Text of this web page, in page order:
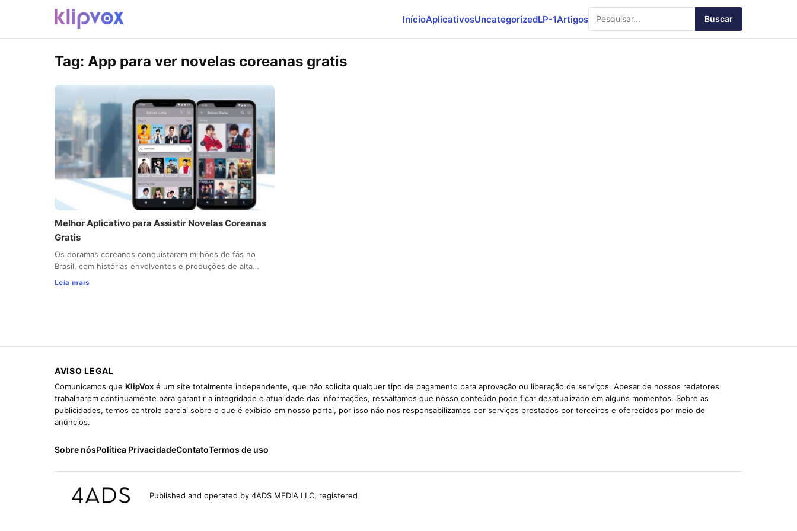
InícioAplicativosUncategorizedLP-1Artigos Buscar
Tag: App para ver novelas coreanas gratis
Melhor Aplicativo para Assistir Novelas Coreanas
Gratis
Os doramas coreanos conquistaram milhões de fãs no
Brasil, com histórias envolventes e produções de alta…
Leia mais
AVISO LEGAL
Comunicamos que KlipVox é um site totalmente independente, que não solicita qualquer tipo de pagamento para aprovação ou liberação de serviços. Apesar de nossos redatores
trabalharem continuamente para garantir a integridade e atualidade das informações, ressaltamos que nosso conteúdo pode ficar desatualizado em alguns momentos. Sobre as
publicidades, temos controle parcial sobre o que é exibido em nosso portal, por isso não nos responsabilizamos por serviços prestados por terceiros e oferecidos por meio de
anúncios.
Sobre nósPolítica PrivacidadeContatoTermos de uso
Published and operated by 4ADS MEDIA LLC, registered